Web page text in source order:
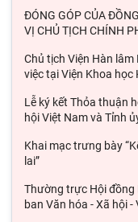
ĐÓNG GÓP CỦA
VỊ CHỦ TỊCH CHÍNH
Chủ tịch Viện Hàn
việc tại Viện Khoa học
Lễ ký kết Thỏa thuận
hội Việt Nam và Tỉnh
Khai mạc trưng bày
lai”
Thường trực Hội đồng
ban Văn hóa - Xã hội -